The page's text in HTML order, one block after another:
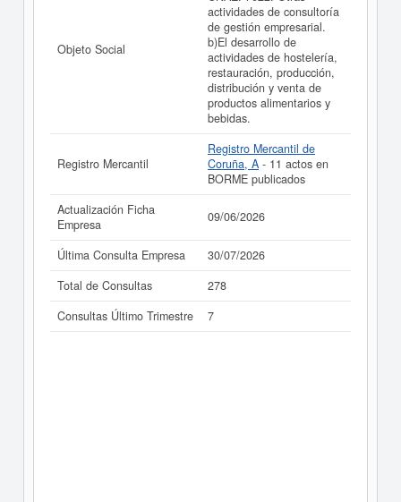
Objeto Social
actividades de consultoría
de gestión empresarial.
b)El desarrollo de
actividades de hostelería,
restauración, producción,
distribución y venta de
productos alimentarios y
bebidas.
Registro Mercantil
Registro Mercantil de
Coruña, A - 11 actos en
BORME publicados
Actualización Ficha
Empresa
09/06/2026
Última Consulta Empresa
30/07/2026
Total de Consultas
278
Consultas Último Trimestre
7